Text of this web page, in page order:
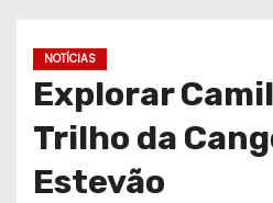
NOTÍCIAS
Explorar
Trilho da
Estevão